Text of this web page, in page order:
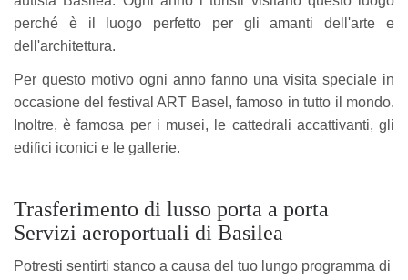
perché è il luogo perfetto per gli amanti dell'arte e
dell'architettura.
Per questo motivo ogni anno fanno una visita speciale in
occasione del festival ART Basel, famoso in tutto il mondo.
Inoltre, è famosa per i musei, le cattedrali accattivanti, gli
edifici iconici e le gallerie.
Trasferimento di lusso porta a porta
Servizi aeroportuali di Basilea
Potresti sentirti stanco a causa del tuo lungo programma di